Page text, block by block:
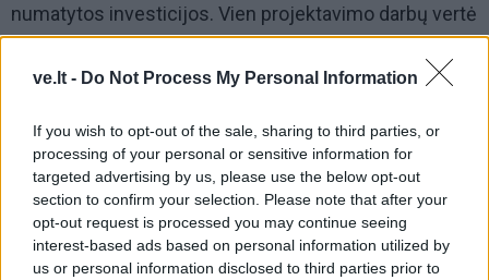
ve.lt - Do Not Process My Personal Information
If you wish to opt-out of the sale, sharing to third parties, or
processing of your personal or sensitive information for
targeted advertising by us, please use the below opt-out
section to confirm your selection. Please note that after your
opt-out request is processed you may continue seeing
interest-based ads based on personal information utilized by
us or personal information disclosed to third parties prior to
numatytos investicijos. Vien projektavimo darbų vertė
anuomet siekė apie 850 tūkst. eurų.